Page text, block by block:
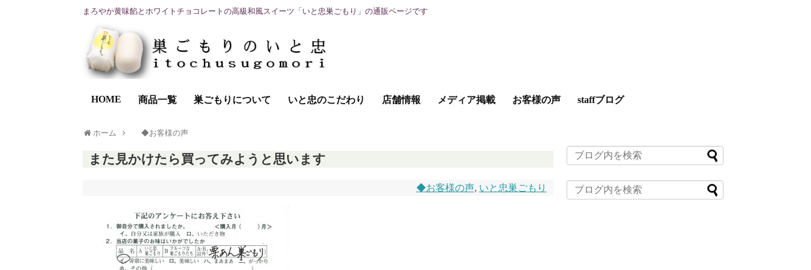
まろやか黄味餡とホワイトチョコレートの高級和風スイーツ「いと忠巣ごもり」の通販ページです
HOME 商品一覧 巣ごもりについて いと忠のこだわり 店舗情報 メディア掲載 お客様の声 staffブログ
ホーム ◆お客様の声
また見かけたら買ってみようと思います
◆お客様の声, いと忠巣ごもり